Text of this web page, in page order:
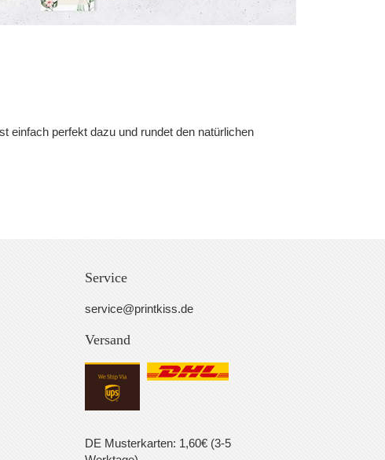
einfach perfekt dazu und rundet den natürlichen
Service
service@printkiss.de
Versand
DE Musterkarten: 1,60€ (3-5